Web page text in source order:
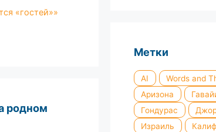
«гостей»»
родном
Метки
AI
Words and
Аризона
Гондурас
Израиль